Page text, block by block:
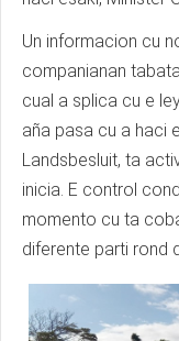
Un informacion cu
companianan
cual a splica cu e
aña pasa cu a haci
Landsbesluit, ta
inicia. E control
momento cu ta
diferente parti rond